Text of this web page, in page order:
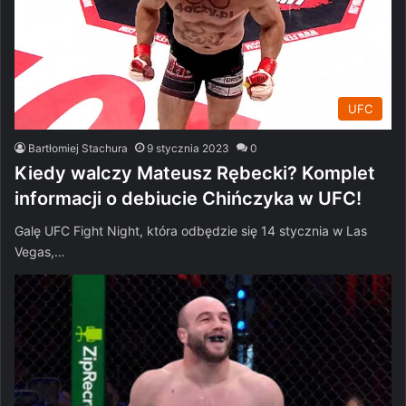
UFC
Bartłomiej Stachura 9 stycznia 2023 0
Kiedy walczy Mateusz Rębecki? Komplet
informacji o debiucie Chińczyka w UFC!
Galę UFC Fight Night, która odbędzie się 14 stycznia w Las
Vegas,…